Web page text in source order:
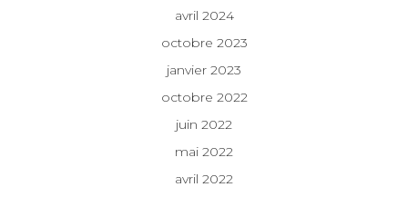
avril 2024
octobre 2023
janvier 2023
octobre 2022
juin 2022
mai 2022
avril 2022